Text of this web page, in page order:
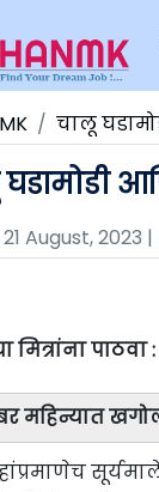
चालू
21 August, 2023 |
मित्रांना पाठवा :
महिन्यात